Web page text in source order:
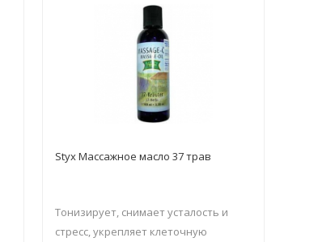
Styx Массажное масло 37 трав
Тонизирует, снимает усталость и
стресс, укрепляет клеточную